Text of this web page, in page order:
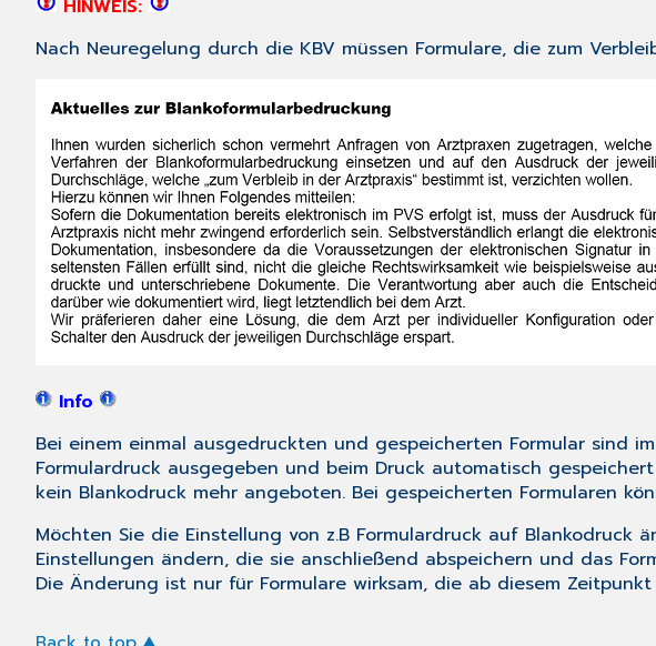
HINWEIS:
Nach Neuregelung durch die KBV müssen Formulare, die zum
Info
Bei einem einmal ausgedruckten und gespeicherten Formular sind
Formulardruck ausgegeben und beim Druck automatisch
kein Blankodruck mehr angeboten. Bei gespeicherten Formularen
Möchten Sie die Einstellung von z.B Formulardruck auf
Einstellungen ändern, die sie anschließend abspeichern und das
Die Änderung ist nur für Formulare wirksam, die ab diesem